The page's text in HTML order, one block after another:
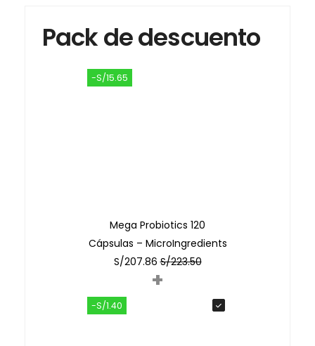
Pack de descuento
-S/15.65
Mega Probiotics 120
Cápsulas – MicroIngredients
S/207.86 S/223.50
+
-S/1.40